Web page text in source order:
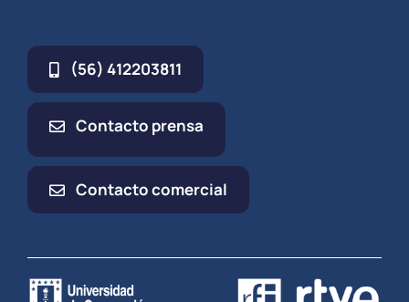
(56) 412203811
Contacto prensa
Contacto comercial